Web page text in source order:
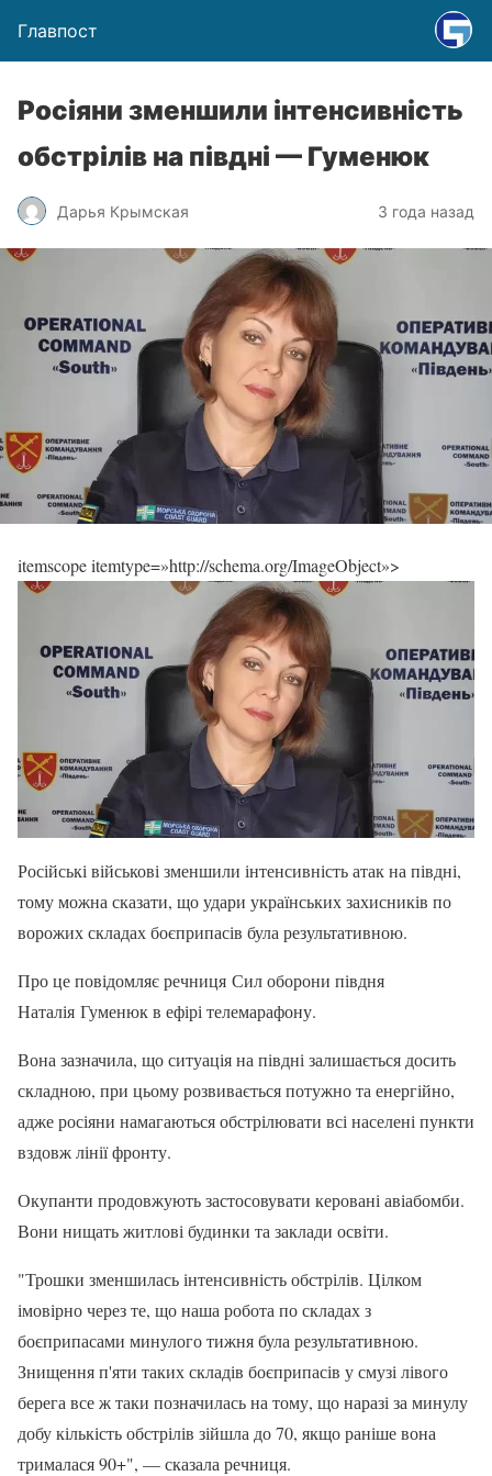
Главпост
Росіяни зменшили інтенсивність
обстрілів на півдні — Гуменюк
Дарья Крымская 3 года назад
itemscope itemtype=»http://schema.org/ImageObject»>
Російські військові зменшили інтенсивність атак на півдні,
тому можна сказати, що удари українських захисників по
ворожих складах боєприпасів була результативною.
Про це повідомляє речниця Сил оборони півдня
Наталія Гуменюк в ефірі телемарафону.
Вона зазначила, що ситуація на півдні залишається досить
складною, при цьому розвивається потужно та енергійно,
адже росіяни намагаються обстрілювати всі населені пункти
вздовж лінії фронту.
Окупанти продовжують застосовувати керовані авіабомби.
Вони нищать житлові будинки та заклади освіти.
"Трошки зменшилась інтенсивність обстрілів. Цілком
імовірно через те, що наша робота по складах з
боєприпасами минулого тижня була результативною.
Знищення п'яти таких складів боєприпасів у смузі лівого
берега все ж таки позначилась на тому, що наразі за минулу
добу кількість обстрілів зійшла до 70, якщо раніше вона
трималася 90+", — сказала речниця.